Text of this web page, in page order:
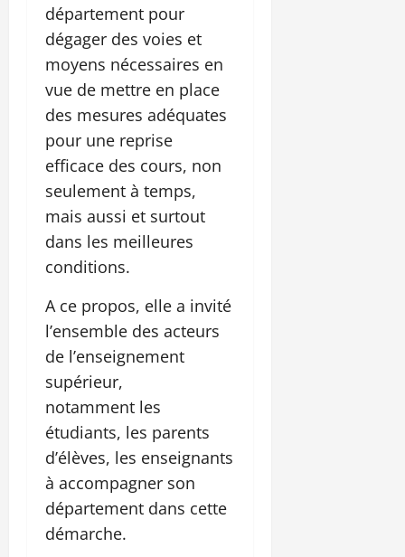
département pour
dégager des voies et
moyens nécessaires en
vue de mettre en place
des mesures adéquates
pour une reprise
efficace des cours, non
seulement à temps,
mais aussi et surtout
dans les meilleures
conditions.
A ce propos, elle a invité
l’ensemble des acteurs
de l’enseignement
supérieur,
notamment les
étudiants, les parents
d’élèves, les enseignants
à accompagner son
département dans cette
démarche.